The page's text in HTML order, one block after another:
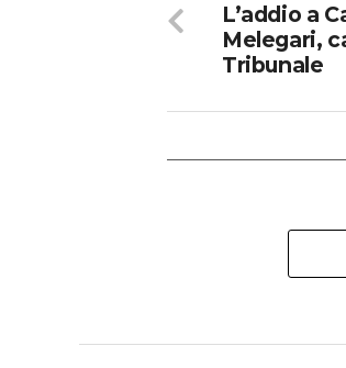
L’addio a
Melegari,
Tribunale